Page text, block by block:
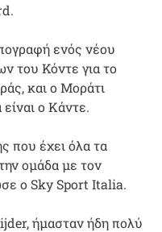
ενός νέου
του Κόντε για το
και ο Μοράτι
ο Κάντε.
που έχει όλα τα
ομάδα με τον
ο Sky Sport Italia.
ήμασταν ήδη πολύ